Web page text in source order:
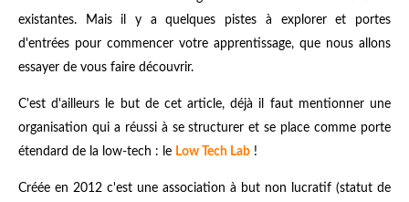
existantes. Mais il y a quelques pistes à explorer et portes
d'entrées pour commencer votre apprentissage, que nous allons
essayer de vous faire découvrir.
C'est d'ailleurs le but de cet article, déjà il faut mentionner une
organisation qui a réussi à se structurer et se place comme porte
étendard de la low-tech : le Low Tech Lab !
Créée en 2012 c'est une association à but non lucratif (statut de